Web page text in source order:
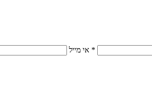
* אי מייל